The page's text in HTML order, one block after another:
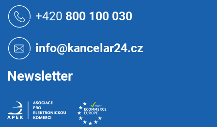
+420 800 100 030
info@kancelar24.cz
Newsletter